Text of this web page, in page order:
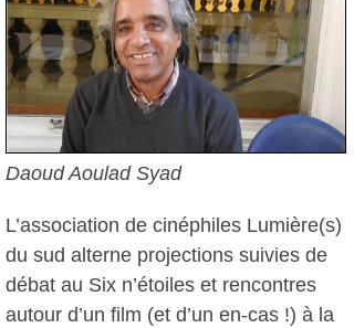
Daoud Aoulad Syad
L’association de cinéphiles Lumière(s)
du sud alterne projections suivies de
débat au Six n’étoiles et rencontres
autour d’un film (et d’un en-cas !) à la